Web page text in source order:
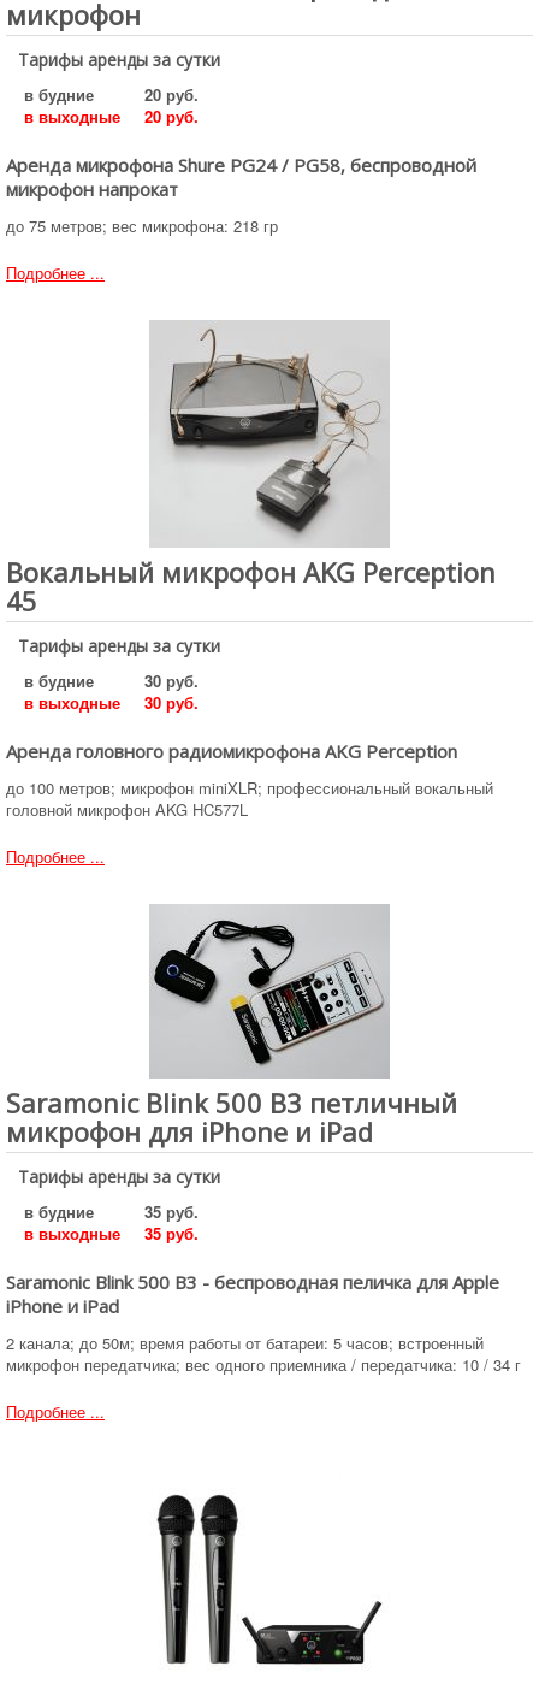
микрофон
Тарифы аренды за сутки
в будние
20 руб.
в выходные
20 руб.
Аренда микрофона Shure PG24 / PG58, беспроводной
микрофон напрокат
до 75 метров; вес микрофона: 218 гр
Подробнее ...
Вокальный микрофон AKG Perception
45
Тарифы аренды за сутки
в будние
30 руб.
в выходные
30 руб.
Аренда головного радиомикрофона AKG Perception
до 100 метров; микрофон miniXLR; профессиональный вокальный
головной микрофон AKG HC577L
Подробнее ...
Saramonic Blink 500 B3 петличный
микрофон для iPhone и iPad
Тарифы аренды за сутки
в будние
35 руб.
в выходные
35 руб.
Saramonic Blink 500 B3 - беспроводная пеличка для Apple
iPhone и iPad
2 канала; до 50м; время работы от батареи: 5 часов; встроенный
микрофон передатчика; вес одного приемника / передатчика: 10 / 34 г
Подробнее ...